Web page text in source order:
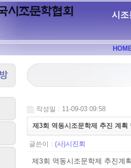
시조
작성일 : 11-09-03 09:58
제3회 역동시조문학제 추진 계획
글쓴이 : (사)시진회
제3회 역동시조문학제 추진계